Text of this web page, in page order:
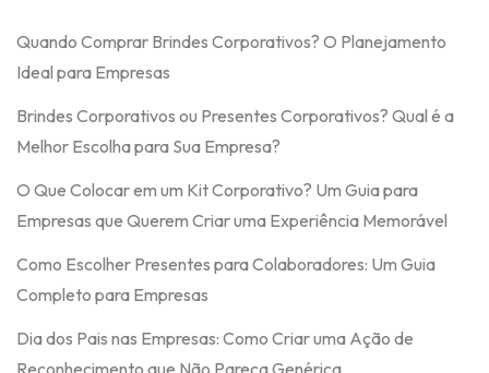
Quando Comprar Brindes Corporativos? O Planejamento
Ideal para Empresas
Brindes Corporativos ou Presentes Corporativos? Qual é a
Melhor Escolha para Sua Empresa?
O Que Colocar em um Kit Corporativo? Um Guia para
Empresas que Querem Criar uma Experiência Memorável
Como Escolher Presentes para Colaboradores: Um Guia
Completo para Empresas
Dia dos Pais nas Empresas: Como Criar uma Ação de